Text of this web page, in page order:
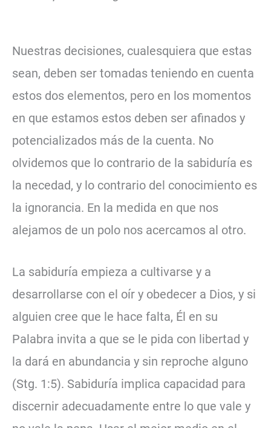
Nuestras decisiones, cualesquiera que estas
sean, deben ser tomadas teniendo en cuenta
estos dos elementos, pero en los momentos
en que estamos estos deben ser afinados y
potencializados más de la cuenta. No
olvidemos que lo contrario de la sabiduría es
la necedad, y lo contrario del conocimiento es
la ignorancia. En la medida en que nos
alejamos de un polo nos acercamos al otro.
La sabiduría empieza a cultivarse y a
desarrollarse con el oír y obedecer a Dios, y si
alguien cree que le hace falta, Él en su
Palabra invita a que se le pida con libertad y
la dará en abundancia y sin reproche alguno
(Stg. 1:5). Sabiduría implica capacidad para
discernir adecuadamente entre lo que vale y